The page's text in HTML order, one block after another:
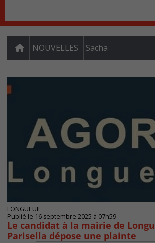
NOUVELLES Sacha
LONGUEUIL
Publié le 16 septembre 2025 à 07h59
Le candidat à la mairie de
Parisella dépose une plainte